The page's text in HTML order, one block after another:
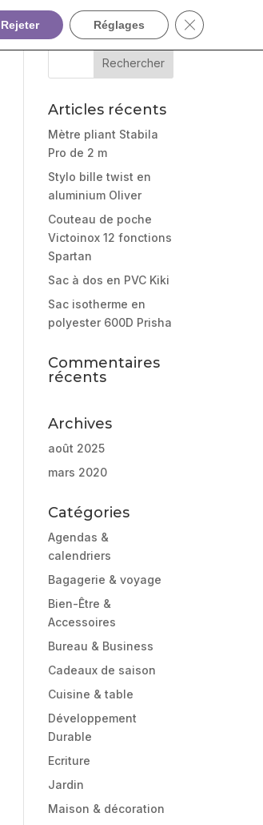
Articles récents
Mètre pliant Stabila
Pro de 2 m
Stylo bille twist en
aluminium Oliver
Couteau de poche
Victoinox 12 fonctions
Spartan
Sac à dos en PVC Kiki
Sac isotherme en
polyester 600D Prisha
Commentaires
récents
Archives
août 2025
mars 2020
Catégories
Agendas &
calendriers
Bagagerie & voyage
Bien-Être &
Accessoires
Bureau & Business
Cadeaux de saison
Cuisine & table
Développement
Durable
Ecriture
Jardin
Maison & décoration
Rejeter Réglages Fermer la